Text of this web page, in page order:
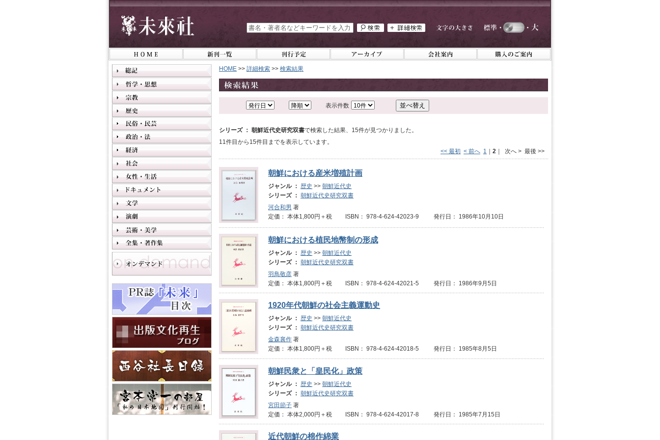
HOME >> 詳細検索 >> 検索結果
表示件数
シリーズ ： 朝鮮近代史研究双書で検索した結果、15件が見つかりました。
11件目から15件目までを表示しています。
<< 最初 < 前へ 1 2 ｜ 次へ > 最後 >>
朝鮮における産米増殖計画
ジャンル ： 歴史 >> 朝鮮近代史
シリーズ ： 朝鮮近代史研究双書
河合和男 著
定価： 本体1,800円＋税 ISBN： 978-4-624-42023-9 発行日： 1986年10月10日
朝鮮における植民地幣制の形成
ジャンル ： 歴史 >> 朝鮮近代史
シリーズ ： 朝鮮近代史研究双書
羽鳥敬彦 著
定価： 本体1,800円＋税 ISBN： 978-4-624-42021-5 発行日： 1986年9月5日
1920年代朝鮮の社会主義運動史
ジャンル ： 歴史 >> 朝鮮近代史
シリーズ ： 朝鮮近代史研究双書
金森襄作 著
定価： 本体1,800円＋税 ISBN： 978-4-624-42018-5 発行日： 1985年8月5日
朝鮮民衆と「皇民化」政策
ジャンル ： 歴史 >> 朝鮮近代史
シリーズ ： 朝鮮近代史研究双書
宮田節子 著
定価： 本体2,000円＋税 ISBN： 978-4-624-42017-8 発行日： 1985年7月15日
近代朝鮮の棉作綿業